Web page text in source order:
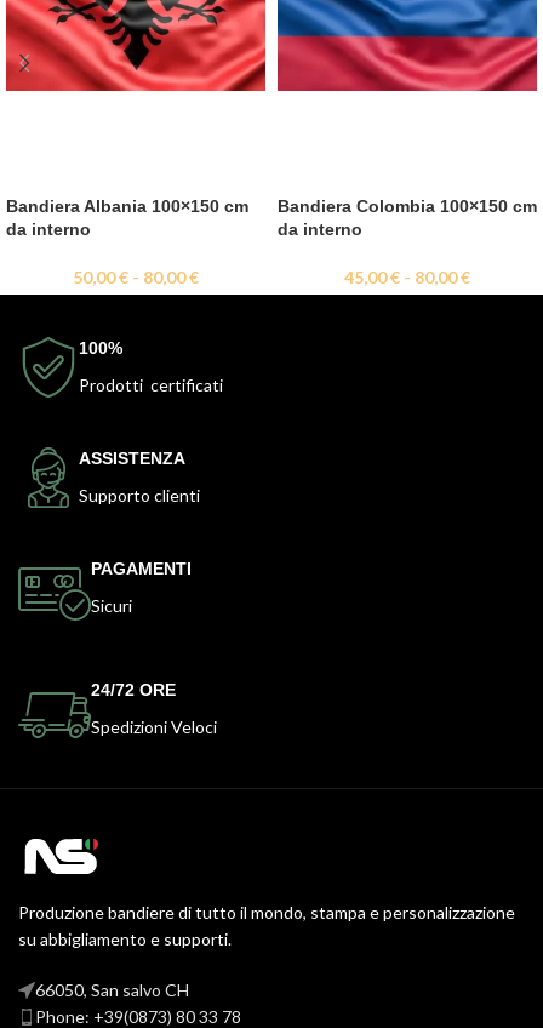
Bandiera Albania 100×150 cm
da interno
50,00€ - 80,00€
Bandiera Colombia 100×150 cm
da interno
45,00€ - 80,00€
100%
Prodotti certificati
ASSISTENZA
Supporto clienti
PAGAMENTI
Sicuri
24/72 ORE
Spedizioni Veloci
Produzione bandiere di tutto il mondo, stampa e personalizzazione
su abbigliamento e supporti.
66050, San salvo CH
Phone: +39(0873) 80 33 78